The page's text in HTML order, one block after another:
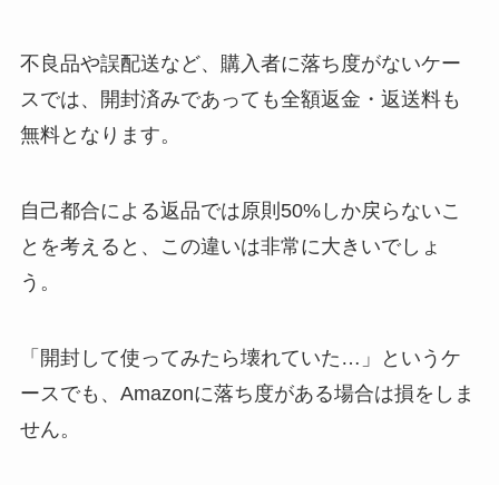
不良品や誤配送など、購入者に落ち度がないケー
スでは、開封済みであっても全額返金・返送料も
無料となります。
自己都合による返品では原則50%しか戻らないこ
とを考えると、この違いは非常に大きいでしょ
う。
「開封して使ってみたら壊れていた…」というケ
ースでも、Amazonに落ち度がある場合は損をしま
せん。